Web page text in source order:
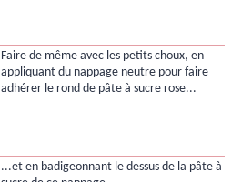
Faire de même avec les petits choux, en
appliquant du nappage neutre pour faire
adhérer le rond de pâte à sucre rose...
...et en badigeonnant le dessus de la pâte à